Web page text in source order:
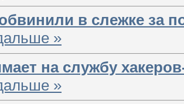
в слежке за
»
на службу
»